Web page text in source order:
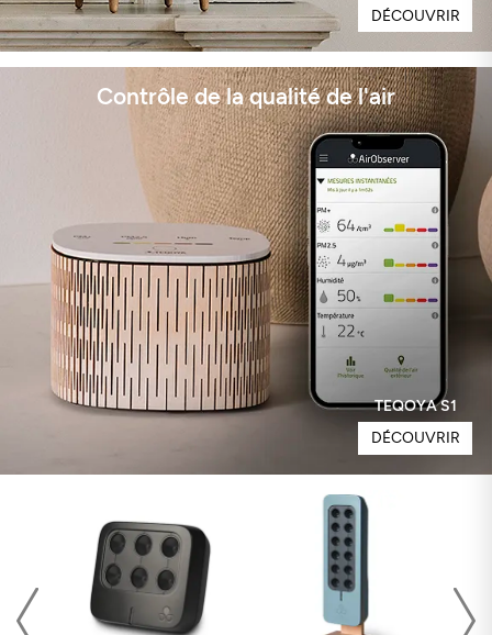
DÉCOUVRIR
TEQOYA S1
DÉCOUVRIR
Contrôle de la qualité de l'air